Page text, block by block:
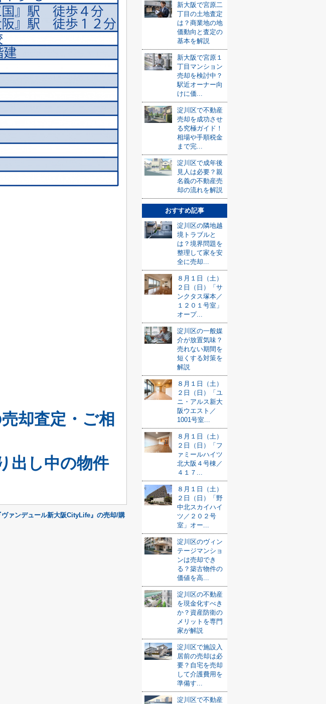
却査定・ご相
出し中の物件
ヴァンデュール新大阪CityLife』の売却/購
新大阪で宮原二
丁目の土地査定
は？商業地の地
価動向と査定の
基本を解説
新大阪で宮原１
丁目マンション
売却を検討中？
駅近オーナー向
けに価...
淀川区で不動産
売却を成功させ
る究極ガイド！
相場や手順税金
まで完...
淀川区で成年後
見人は必要？親
名義の不動産売
却の流れを解説
おすすめ記事
淀川区の隣地越
境トラブルと
は？境界問題を
整理して家を安
全に売却...
８月１日（土）
２日（日）「サ
ンクタス塚本／
１２０１号室」
オープ...
淀川区の一般媒
介が放置気味？
売れない期間を
短くする対策を
解説
８月１日（土）
２日（日）「ユ
ニ・アルス新大
阪ウエスト／
1001号室...
８月１日（土）
２日（日）「フ
ァミールハイツ
北大阪４号棟／
４１７...
８月１日（土）
２日（日）「野
中北スカイハイ
ツ／２０２号
室」オー...
淀川区のヴィン
テージマンショ
ンは売却でき
る？築古物件の
価値を高...
淀川区の不動産
を現金化すべき
か？資産防衛の
メリットを専門
家が解説
淀川区で施設入
居前の売却は必
要？自宅を売却
して介護費用を
準備す...
淀川区で不動産